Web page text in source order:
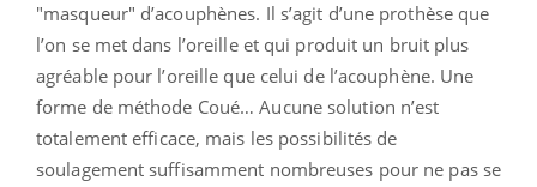
"masqueur" d’acouphènes. Il s’agit d’une prothèse que
l’on se met dans l’oreille et qui produit un bruit plus
agréable pour l’oreille que celui de l’acouphène. Une
forme de méthode Coué… Aucune solution n’est
totalement efficace, mais les possibilités de
soulagement suffisamment nombreuses pour ne pas se